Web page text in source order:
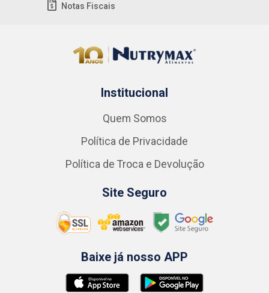
Notas Fiscais
Institucional
Quem Somos
Política de Privacidade
Política de Troca e Devolução
Site Seguro
Baixe já nosso APP